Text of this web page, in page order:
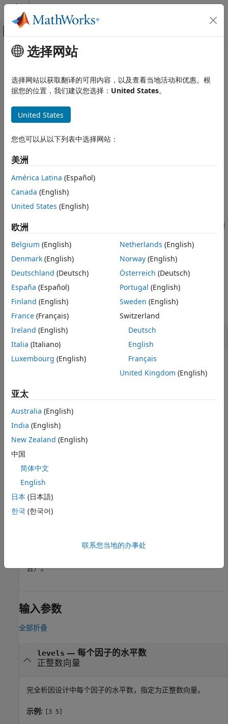
跳到内容
画布外导航菜单切换
文档主页
Statistics and Machine Learning Toolbox
试验设计 (DOE)
fullfact
语法
描述
提示
替代功能
版本历史记录
另请参阅
主要内容
本页翻译不是最新的。点击此处可查看最新英文版本。
fullfact
完全析因设计
语法
dFF = fullfact(levels)
说明
dFF= fullfact(
指定的完全析因设计的处理。输入向量
合）。
的每列包含单个因子的处理值，即范围从 1 到水平数的
整数值。
的大小是m×n，其中m是 的元素的乘积，
是levels的长度。
示例
示例
全部折叠
创建完全析因设计
创建一个针对两个因子的完全析因设计，第一个因子有二个水
dFF = fullfact([2 4])
dFF = 8×2
     2     1
     1     2
     2     2
     1     3
     1     4
合）。
输入参数
全部折叠
levels — 每个因子的水平数
正整数向量
完全析因设计中每个因子的水平数，指定为正整数向量。
示例: [3 5]
选择网站
选择网站以获取翻译的可用内容，以及查看当地活动和优惠。根
据您的位置，我们建议您选择： United States。
United States
您也可以从以下列表中选择网站：
美洲
América Latina (Español)
Canada (English)
United States (English)
欧洲
Belgium (English)
Denmark (English)
Deutschland (Deutsch)
España (Español)
Finland (English)
France (Français)
Ireland (English)
Italia (Italiano)
Luxembourg (English)
Netherlands (English)
Norway(English)
Österreich (Deutsch)
Portugal (English)
Sweden (English)
Switzerland
Deutsch
English
Français
United Kingdom (English)
亚太
Australia (English)
India (English)
New Zealand (English)
中国
简体中文
English
日本 (日本語)
한국 (한국어)
联系您当地的办事处